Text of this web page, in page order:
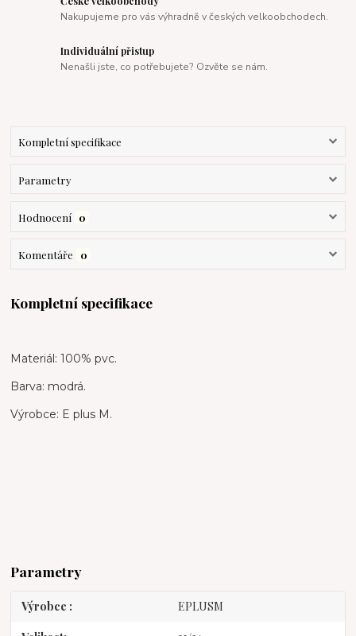
Nakupujeme pro vás výhradně v českých velkoobchodech.
Individuální přistup
Nenašli jste, co potřebujete? Ozvěte se nám.
Kompletní specifikace
Parametry
Hodnocení 0
Komentáře 0
Kompletní specifikace
Materiál: 100% pvc.
Barva: modrá.
Výrobce: E plus M.
Parametry
Výrobce EPLUSM